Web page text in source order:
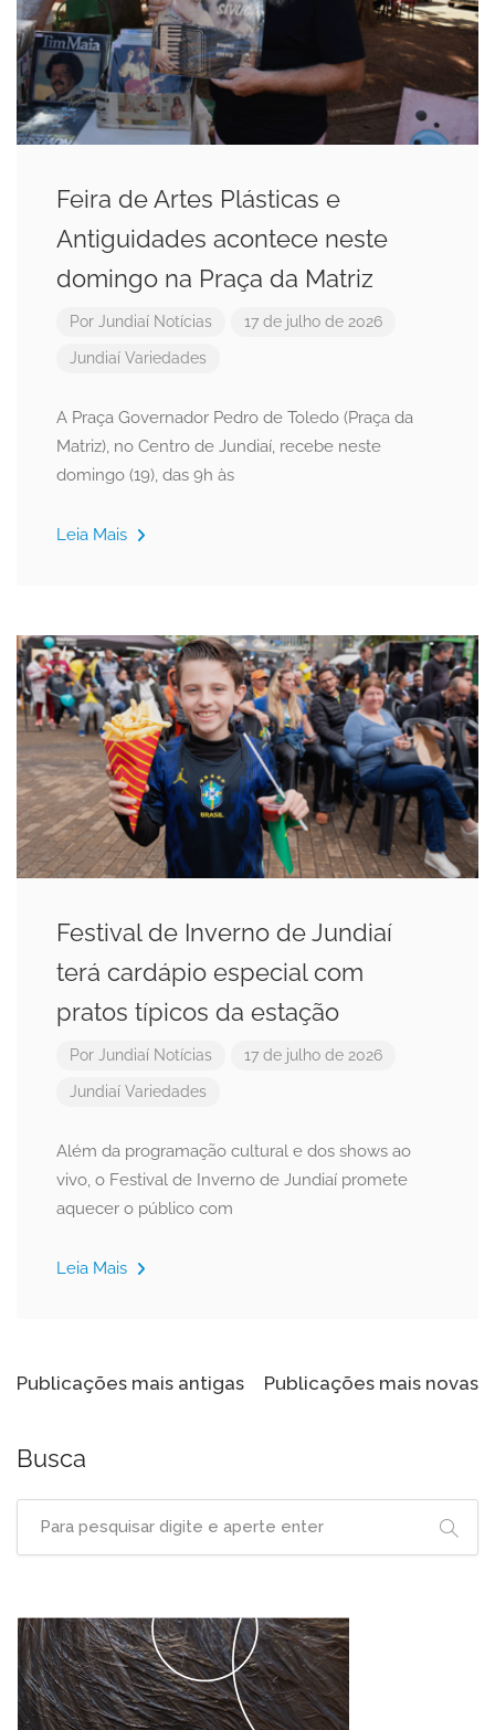
Feira de Artes Plásticas e
Antiguidades acontece neste
domingo na Praça da Matriz
Por Jundiaí Notícias 17 de julho de 2026
Jundiaí Variedades
A Praça Governador Pedro de Toledo (Praça da
Matriz), no Centro de Jundiaí, recebe neste
domingo (19), das 9h às
Leia Mais
Festival de Inverno de Jundiaí
terá cardápio especial com
pratos típicos da estação
Por Jundiaí Notícias 17 de julho de 2026
Jundiaí Variedades
Além da programação cultural e dos shows ao
vivo, o Festival de Inverno de Jundiaí promete
aquecer o público com
Leia Mais
Navegação
posts
Publicações mais antigas Publicações mais novas
Busca